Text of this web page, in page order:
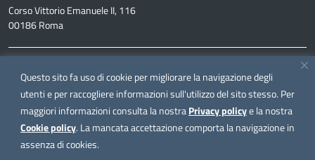
Questo sito fa uso di cookie per migliorare la navigazione degli
utenti e per raccogliere informazioni sull'utilizzo del sito stesso. Per
maggiori informazioni consulta la nostraPrivacy policye la nostra
Cookie policy. La mancata accettazione comporta la navigazione in
assenza di cookies.
Corso Vittorio Emanuele II, 116
00186 Roma
inpa@funzionepubblica.it
FAQ
FAQ – Domande e risposte